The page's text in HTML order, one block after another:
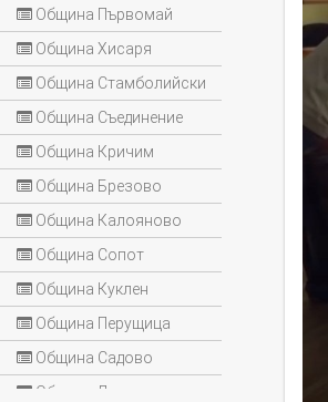
Община Първомай
Община Хисаря
Община Стамболийски
Община Съединение
Община Кричим
Община Брезово
Община Калояново
Община Сопот
Община Куклен
Община Перущица
Община Садово
Община Лъки